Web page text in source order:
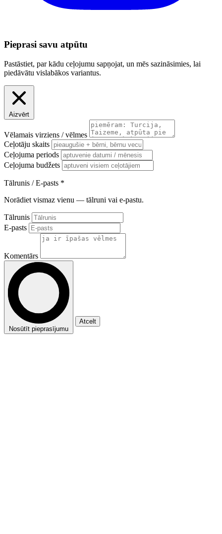
Pieprasi savu atpūtu
Pastāstiet, par kādu ceļojumu sapņojat, un mēs sazināsimies, lai
piedāvātu vislabākos variantus.
Aizvērt
Vēlamais virziens / vēlmes
Ceļotāju skaits
Ceļojuma periods
Ceļojuma budžets
Tālrunis / E-pasts *
Norādiet vismaz vienu — tālruni vai e-pastu.
Tālrunis
E-pasts
Komentārs
Nosūtīt pieprasījumu
Atcelt